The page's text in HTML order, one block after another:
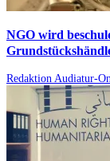
NGO wird
Redaktion Audiatur-